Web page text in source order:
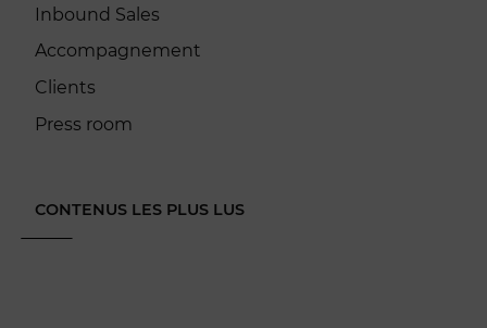
Inbound Sales
Accompagnement
Clients
Press room
CONTENUS LES PLUS LUS